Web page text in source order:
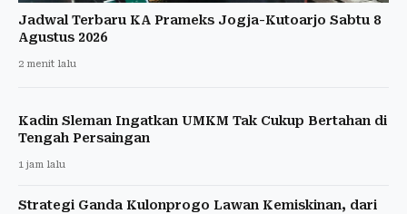
Jadwal Terbaru KA Prameks Jogja-Kutoarjo Sabtu 8
Agustus 2026
2 menit lalu
Kadin Sleman Ingatkan UMKM Tak Cukup Bertahan di
Tengah Persaingan
1 jam lalu
Strategi Ganda Kulonprogo Lawan Kemiskinan, dari